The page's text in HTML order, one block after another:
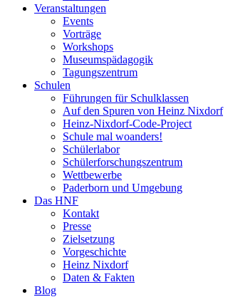
Veranstaltungen
Events
Vorträge
Workshops
Museumspädagogik
Tagungszentrum
Schulen
Führungen für Schulklassen
Auf den Spuren von Heinz Nixdorf
Heinz-Nixdorf-Code-Project
Schule mal woanders!
Schülerlabor
Schülerforschungszentrum
Wettbewerbe
Paderborn und Umgebung
Das HNF
Kontakt
Presse
Zielsetzung
Vorgeschichte
Heinz Nixdorf
Daten & Fakten
Blog